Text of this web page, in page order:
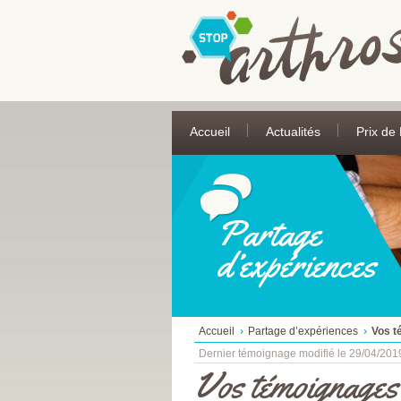
Accueil Actualités Prix de
Partage
d’expériences
Accueil Partage d’expériences
Vos
Dernier témoignage modifié le 29/04/
Vos témoignages